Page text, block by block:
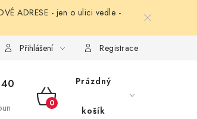
ADRESE - jen o ulici vedle -
Přihlášení Registrace
NÁKUPNÍ
Prázdný
košík